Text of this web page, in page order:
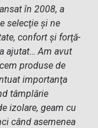
în 2008, a
selecţie şi ne
confort şi forţă-
ajutat… Am avut
produse de
importanţa
tâmplărie
izolare, geam cu
când asemenea